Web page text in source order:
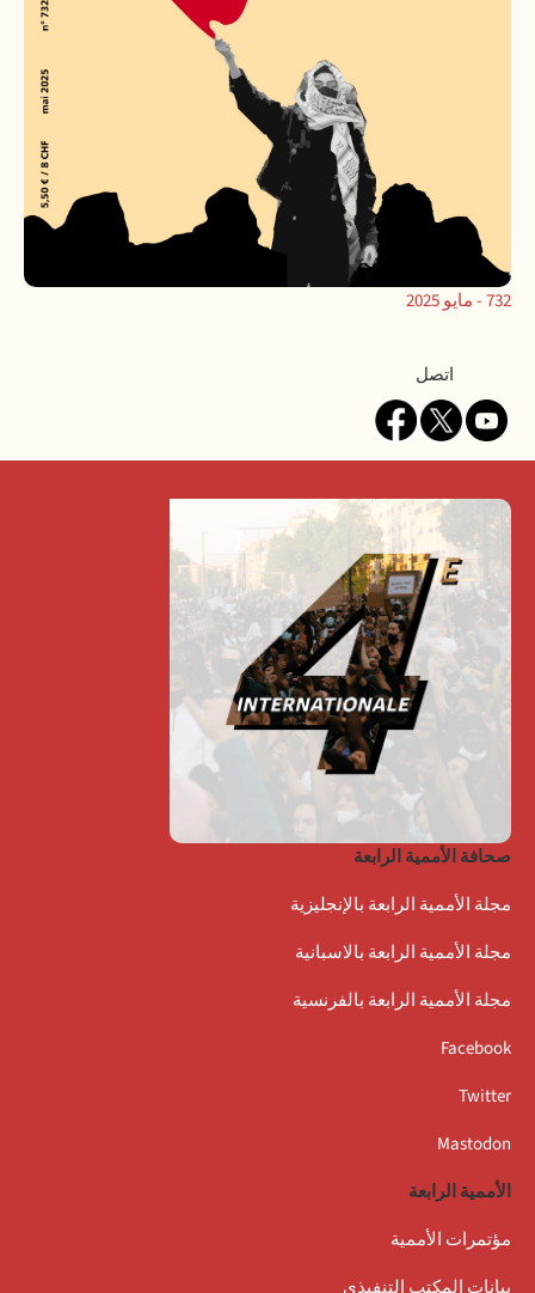
732 - مايو 2025
Contactاتصل
صحافة الأممية الرابعة
مجلة الأممية الرابعة بالإنجليزية
مجلة الأممية الرابعة بالاسبانية
مجلة الأممية الرابعة بالفرنسية
Facebook
Twitter
Mastodon
الأممية الرابعة
مؤتمرات الأممية
بيانات المكتب التنفيذي